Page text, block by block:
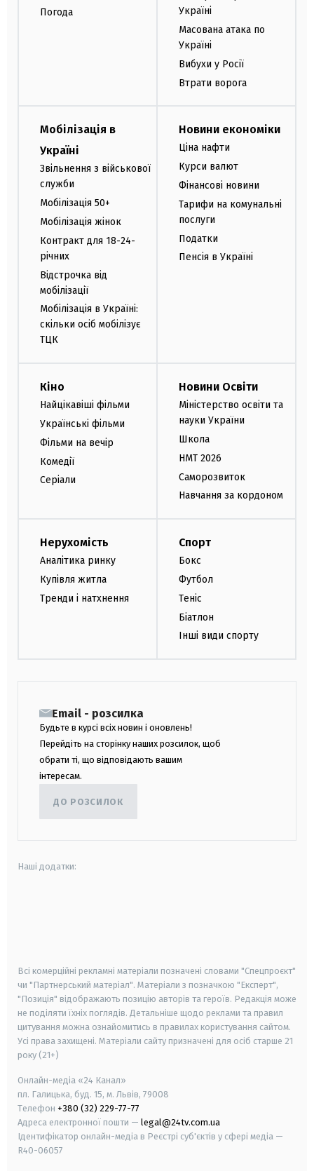
Погода
Україні
Масована атака по
Україні
Вибухи у Росії
Втрати ворога
Мобілізація в
Україні
Звільнення з військової
служби
Мобілізація 50+
Мобілізація жінок
Контракт для 18-24-
річних
Відстрочка від
мобілізації
Мобілізація в Україні:
скільки осіб мобілізує
ТЦК
Новини економіки
Ціна нафти
Курси валют
Фінансові новини
Тарифи на комунальні
послуги
Податки
Пенсія в Україні
Кіно
Найцікавіші фільми
Українські фільми
Фільми на вечір
Комедії
Серіали
Новини Освіти
Міністерство освіти та
науки України
Школа
НМТ 2026
Саморозвиток
Навчання за кордоном
Нерухомість
Аналітика ринку
Купівля житла
Тренди і натхнення
Спорт
Бокс
Футбол
Теніс
Біатлон
Інші види спорту
Email - розсилка
Будьте в курсі всіх новин і оновлень!
Перейдіть на сторінку наших розсилок, щоб
обрати ті, що відповідають вашим
інтересам.
ДО РОЗСИЛОК
Наші додатки:
Всі комерційні рекламні матеріали позначені словами "Спецпроєкт"
чи "Партнерський матеріал". Матеріали з позначкою "Експерт",
"Позиція" відображають позицію авторів та героїв. Редакція може
не поділяти їхніх поглядів. Детальніше щодо реклами та правил
цитування можна ознайомитись в правилах користування сайтом.
Усі права захищені. Матеріали сайту призначені для осіб старше 21
року (21+)
Онлайн-медіа «24 Канал»
пл. Галицька, буд. 15, м. Львів, 79008
Телефон +380 (32) 229-77-77
Адреса електронної пошти — legal@24tv.com.ua
Ідентифікатор онлайн-медіа в Реєстрі суб'єктів у сфері медіа —
R40-06057